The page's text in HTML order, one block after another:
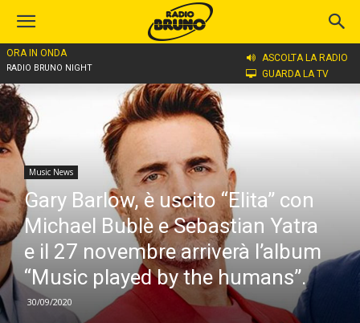
ORA IN ONDA
RADIO BRUNO NIGHT
ASCOLTA LA RADIO
GUARDA LA TV
Home
Music News
Gary Barlow, è uscito “Elita” con
Michael Bublè e Sebastian Yatra
e il 27 novembre arriverà l’album
“Music played by the humans”.
30/09/2020